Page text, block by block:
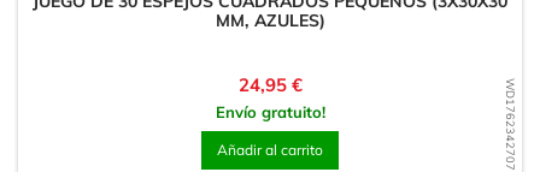
WD1762342707
MM, AZULES)
Precio
24,95 €
Envío gratuito!
Añadir al carrito